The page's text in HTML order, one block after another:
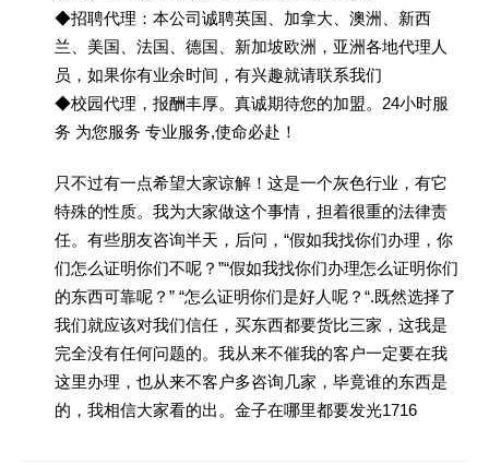
◆招聘代理：本公司诚聘英国、加拿大、澳洲、新西
兰、美国、法国、德国、新加坡欧洲，亚洲各地代理人
员，如果你有业余时间，有兴趣就请联系我们
◆校园代理，报酬丰厚。真诚期待您的加盟。24小时服
务 为您服务 专业服务,使命必赴！
只不过有一点希望大家谅解！这是一个灰色行业，有它
特殊的性质。我为大家做这个事情，担着很重的法律责
任。有些朋友咨询半天，后问，“假如我找你们办理，你
们怎么证明你们不呢？”“假如我找你们办理怎么证明你们
的东西可靠呢？” “怎么证明你们是好人呢？“.既然选择了
我们就应该对我们信任，买东西都要货比三家，这我是
完全没有任何问题的。我从来不催我的客户一定要在我
这里办理，也从来不客户多咨询几家，毕竟谁的东西是
的，我相信大家看的出。金子在哪里都要发光1716